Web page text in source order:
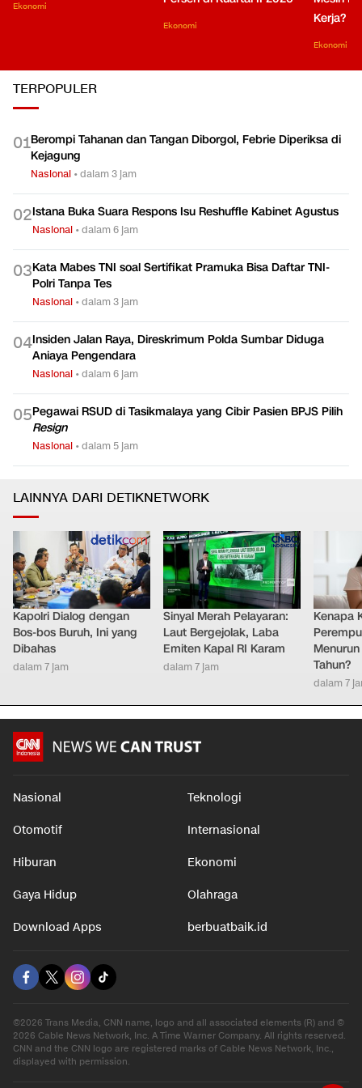
Ekonomi
Ekonomi
Kerja?
Ekonomi
TERPOPULER
01Berompi Tahanan dan Tangan Diborgol, Febrie Diperiksa di
Kejagung
Nasional •dalam 3 jam
02Istana Buka Suara Respons Isu Reshuffle Kabinet Agustus
Nasional •dalam 6 jam
03Kata Mabes TNI soal Sertifikat Pramuka Bisa Daftar TNI-
Polri Tanpa Tes
Nasional •dalam 3 jam
04Insiden Jalan Raya, Direskrimum Polda Sumbar Diduga
Aniaya Pengendara
Nasional •dalam 6 jam
05Pegawai RSUD di Tasikmalaya yang Cibir Pasien BPJS Pilih
Resign
Nasional •dalam 5 jam
LAINNYA DARI DETIKNETWORK
Kapolri Dialog dengan
Bos-bos Buruh, Ini yang
Dibahas
dalam 7 jam
Sinyal Merah Pelayaran:
Laut Bergejolak, Laba
Emiten Kapal RI Karam
dalam 7 jam
Kenapa
Tahun?
dalam 7
Nasional Teknologi
Otomotif Internasional
Hiburan Ekonomi
Gaya Hidup Olahraga
Download Apps berbuatbaik.id
©2026 Trans Media, CNN name, logo and all associated elements (R) and ©
2026 Cable News Network, Inc. A Time Warner Company. All rights reserved.
CNN and the CNN logo are registered marks of Cable News Network, Inc.,
displayed with permission.